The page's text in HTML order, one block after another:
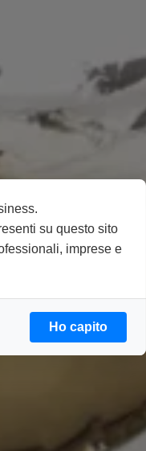
su questo sito
imprese e
Ho capito